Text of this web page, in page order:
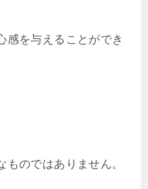
感を与えることができ
のではありません。